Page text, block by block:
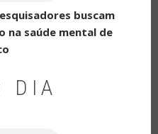
buscam
na saúde mental de
DIA